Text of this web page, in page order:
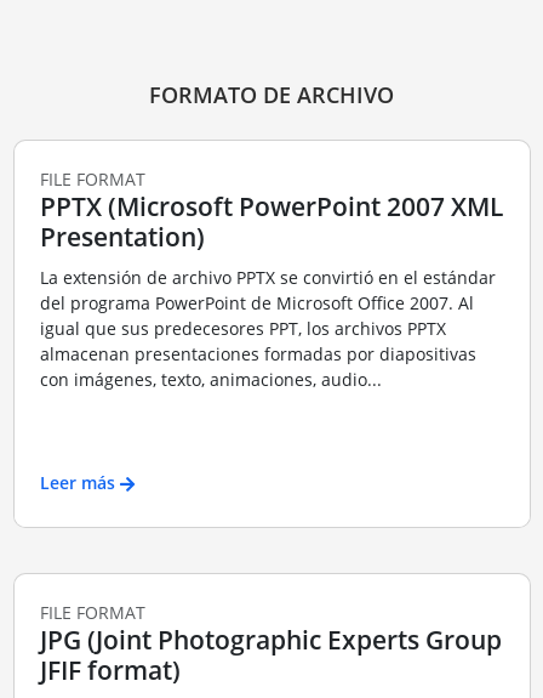
FORMATO DE ARCHIVO
FILE FORMAT
PPTX (Microsoft PowerPoint 2007 XML
Presentation)
La extensión de archivo PPTX se convirtió en el estándar
del programa PowerPoint de Microsoft Office 2007. Al
igual que sus predecesores PPT, los archivos PPTX
almacenan presentaciones formadas por diapositivas
con imágenes, texto, animaciones, audio...
Leer más
FILE FORMAT
JPG (Joint Photographic Experts Group
JFIF format)